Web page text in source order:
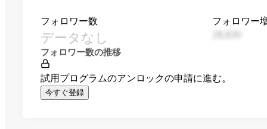
フォロワー数
データなし
フォロワー
フォロワー数の推移
試用プログラムのアンロックの申請に進む。
今すぐ登録